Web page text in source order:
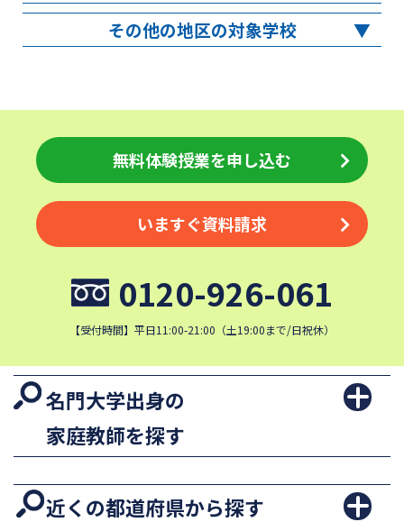
その他の地区の対象学校
無料体験授業を申し込む
いますぐ資料請求
0120-926-061
【受付時間】平日11:00-21:00（土19:00まで/日祝休）
名門大学出身の
家庭教師を探す
近くの都道府県から探す